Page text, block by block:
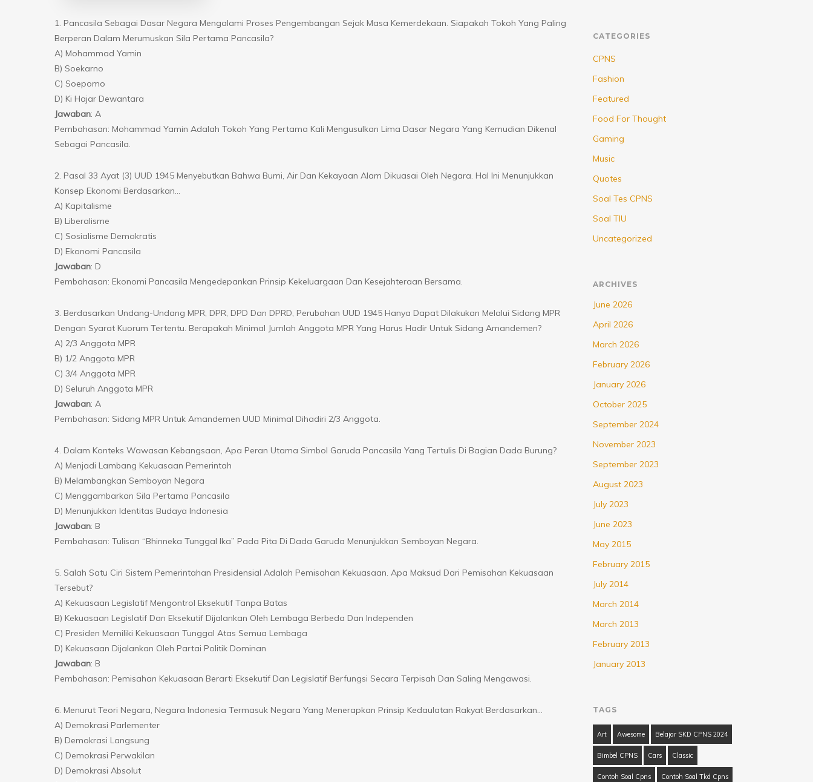
1. Pancasila Sebagai Dasar Negara Mengalami Proses Pengembangan Sejak Masa Kemerdekaan. Siapakah Tokoh Yang Paling
Berperan Dalam Merumuskan Sila Pertama Pancasila?
A) Mohammad Yamin
B) Soekarno
C) Soepomo
D) Ki Hajar Dewantara
Jawaban: A
Pembahasan: Mohammad Yamin Adalah Tokoh Yang Pertama Kali Mengusulkan Lima Dasar Negara Yang Kemudian Dikenal
Sebagai Pancasila.
2. Pasal 33 Ayat (3) UUD 1945 Menyebutkan Bahwa Bumi, Air Dan Kekayaan Alam Dikuasai Oleh Negara. Hal Ini Menunjukkan
Konsep Ekonomi Berdasarkan…
A) Kapitalisme
B) Liberalisme
C) Sosialisme Demokratis
D) Ekonomi Pancasila
Jawaban: D
Pembahasan: Ekonomi Pancasila Mengedepankan Prinsip Kekeluargaan Dan Kesejahteraan Bersama.
3. Berdasarkan Undang-Undang MPR, DPR, DPD Dan DPRD, Perubahan UUD 1945 Hanya Dapat Dilakukan Melalui Sidang MPR
Dengan Syarat Kuorum Tertentu. Berapakah Minimal Jumlah Anggota MPR Yang Harus Hadir Untuk Sidang Amandemen?
A) 2/3 Anggota MPR
B) 1/2 Anggota MPR
C) 3/4 Anggota MPR
D) Seluruh Anggota MPR
Jawaban: A
Pembahasan: Sidang MPR Untuk Amandemen UUD Minimal Dihadiri 2/3 Anggota.
4. Dalam Konteks Wawasan Kebangsaan, Apa Peran Utama Simbol Garuda Pancasila Yang Tertulis Di Bagian Dada Burung?
A) Menjadi Lambang Kekuasaan Pemerintah
B) Melambangkan Semboyan Negara
C) Menggambarkan Sila Pertama Pancasila
D) Menunjukkan Identitas Budaya Indonesia
Jawaban: B
Pembahasan: Tulisan “Bhinneka Tunggal Ika” Pada Pita Di Dada Garuda Menunjukkan Semboyan Negara.
5. Salah Satu Ciri Sistem Pemerintahan Presidensial Adalah Pemisahan Kekuasaan. Apa Maksud Dari Pemisahan Kekuasaan
Tersebut?
A) Kekuasaan Legislatif Mengontrol Eksekutif Tanpa Batas
B) Kekuasaan Legislatif Dan Eksekutif Dijalankan Oleh Lembaga Berbeda Dan Independen
C) Presiden Memiliki Kekuasaan Tunggal Atas Semua Lembaga
D) Kekuasaan Dijalankan Oleh Partai Politik Dominan
Jawaban: B
Pembahasan: Pemisahan Kekuasaan Berarti Eksekutif Dan Legislatif Berfungsi Secara Terpisah Dan Saling Mengawasi.
6. Menurut Teori Negara, Negara Indonesia Termasuk Negara Yang Menerapkan Prinsip Kedaulatan Rakyat Berdasarkan…
A) Demokrasi Parlementer
B) Demokrasi Langsung
C) Demokrasi Perwakilan
D) Demokrasi Absolut
CATEGORIES
CPNS
Fashion
Featured
Food For Thought
Gaming
Music
Quotes
Soal Tes CPNS
Soal TIU
Uncategorized
ARCHIVES
June 2026
April 2026
March 2026
February 2026
January 2026
October 2025
September 2024
November 2023
September 2023
August 2023
July 2023
June 2023
May 2015
February 2015
July 2014
March 2014
March 2013
February 2013
January 2013
TAGS
Art Awesome Belajar SKD CPNS 2024
Bimbel CPNS Cars Classic
Contoh Soal Cpns Contoh Soal Tkd Cpns